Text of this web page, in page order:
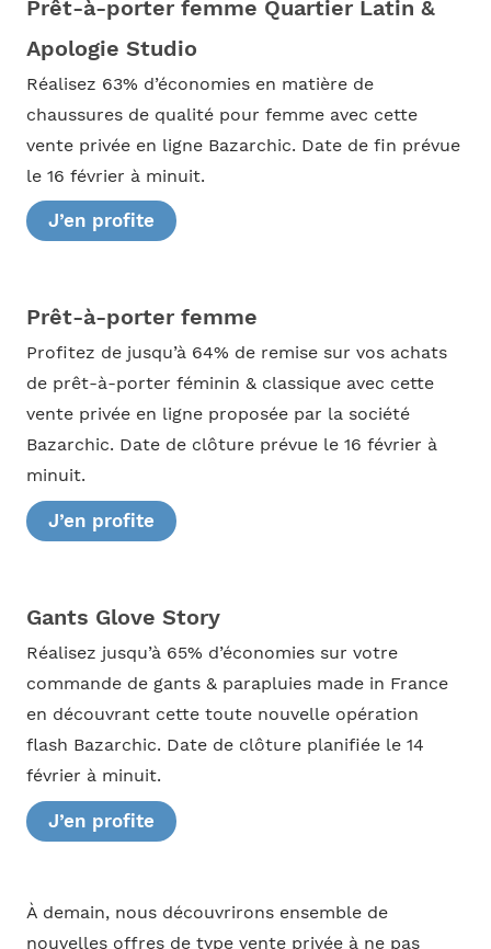
Prêt-à-porter femme Quartier Latin &
Apologie Studio
Réalisez 63% d’économies en matière de
chaussures de qualité pour femme avec cette
vente privée en ligne Bazarchic. Date de fin prévue
le 16 février à minuit.
J’en profite
Prêt-à-porter femme
Profitez de jusqu’à 64% de remise sur vos achats
de prêt-à-porter féminin & classique avec cette
vente privée en ligne proposée par la société
Bazarchic. Date de clôture prévue le 16 février à
minuit.
J’en profite
Gants Glove Story
Réalisez jusqu’à 65% d’économies sur votre
commande de gants & parapluies made in France
en découvrant cette toute nouvelle opération
flash Bazarchic. Date de clôture planifiée le 14
février à minuit.
J’en profite
À demain, nous découvrirons ensemble de
nouvelles offres de type vente privée à ne pas